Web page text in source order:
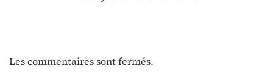
Les commentaires sont fermés.